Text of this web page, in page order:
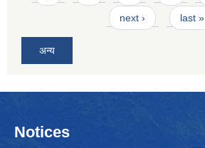
next › last »
अन्य
Notices